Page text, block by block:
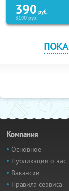
390 руб.
3100руб.
Компания
Основное
Публикации о нас
Вакансии
Правила сервиса